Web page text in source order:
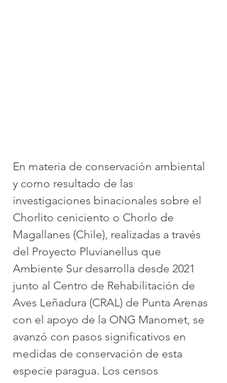
En materia de conservación ambiental
y como resultado de las
investigaciones binacionales sobre el
Chorlito ceniciento o Chorlo de
Magallanes (Chile), realizadas a través
del Proyecto Pluvianellus que
Ambiente Sur desarrolla desde 2021
junto al Centro de Rehabilitación de
Aves Leñadura (CRAL) de Punta Arenas
con el apoyo de la ONG Manomet, se
avanzó con pasos significativos en
medidas de conservación de esta
especie paragua. Los censos